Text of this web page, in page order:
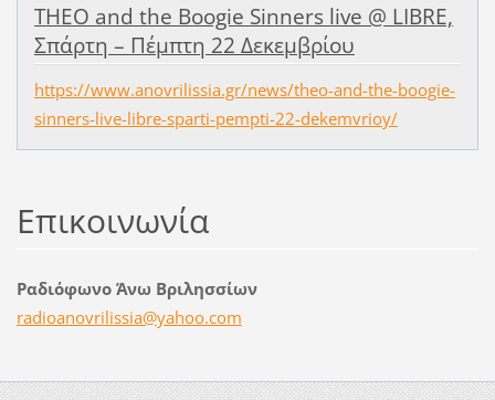
THEO and the Boogie Sinners live @ LIBRE,
Σπάρτη – Πέμπτη 22 Δεκεμβρίου
https://www.anovrilissia.gr/news/theo-and-the-boogie-
sinners-live-libre-sparti-pempti-22-dekemvrioy/
Επικοινωνία
Ραδιόφωνο Άνω Βριλησσίων
radioanovrilissia@yahoo.com